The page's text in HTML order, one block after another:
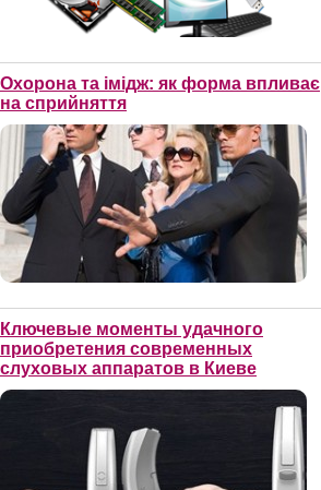
Охорона та імідж: як форма впливає
на сприйняття
Ключевые моменты удачного
приобретения современных
слуховых аппаратов в Киеве